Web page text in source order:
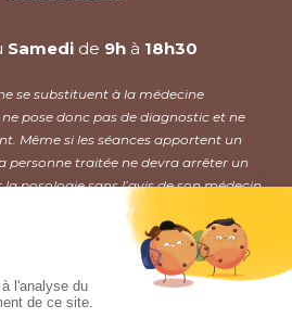
Samedide 9hà 18h30
se substituent à la médecine
pose donc pas de diagnostic et ne
Même si les séances apportent un
personne traitée ne devra arrêter un
posologie sans l’avis de son médecin.
légales